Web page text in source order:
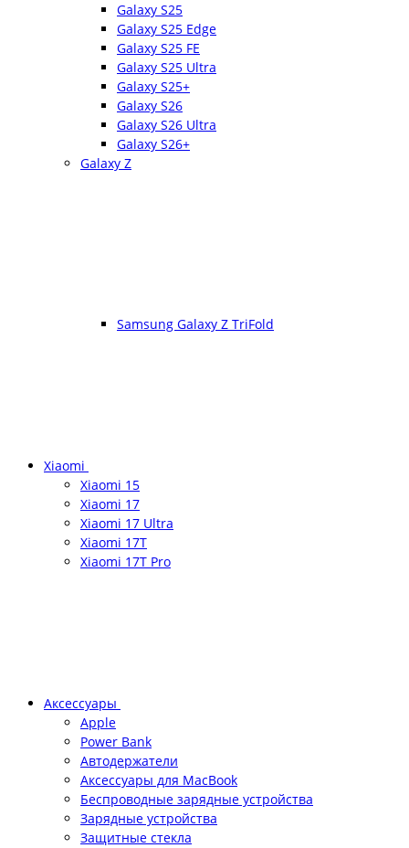
Galaxy S25
Galaxy S25 Edge
Galaxy S25 FE
Galaxy S25 Ultra
Galaxy S25+
Galaxy S26
Galaxy S26 Ultra
Galaxy S26+
Galaxy Z
Samsung Galaxy Z TriFold
Xiaomi
Xiaomi 15
Xiaomi 17
Xiaomi 17 Ultra
Xiaomi 17T
Xiaomi 17T Pro
Аксессуары
Apple
Power Bank
Автодержатели
Аксессуары для MacBook
Беспроводные зарядные устройства
Зарядные устройства
Защитные стекла